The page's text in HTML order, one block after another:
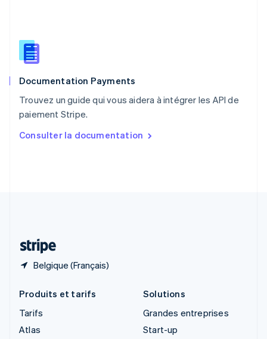
Documentation Payments
Trouvez un guide qui vous aidera à intégrer les API de
paiement Stripe.
Consulter la documentation
Belgique (Français)
English
Roumanie
Royaume-Uni
Singapour
English 简体中文
English
Produits et tarifs
Tarifs
Atlas
Solutions
Grandes entreprises
Start-up